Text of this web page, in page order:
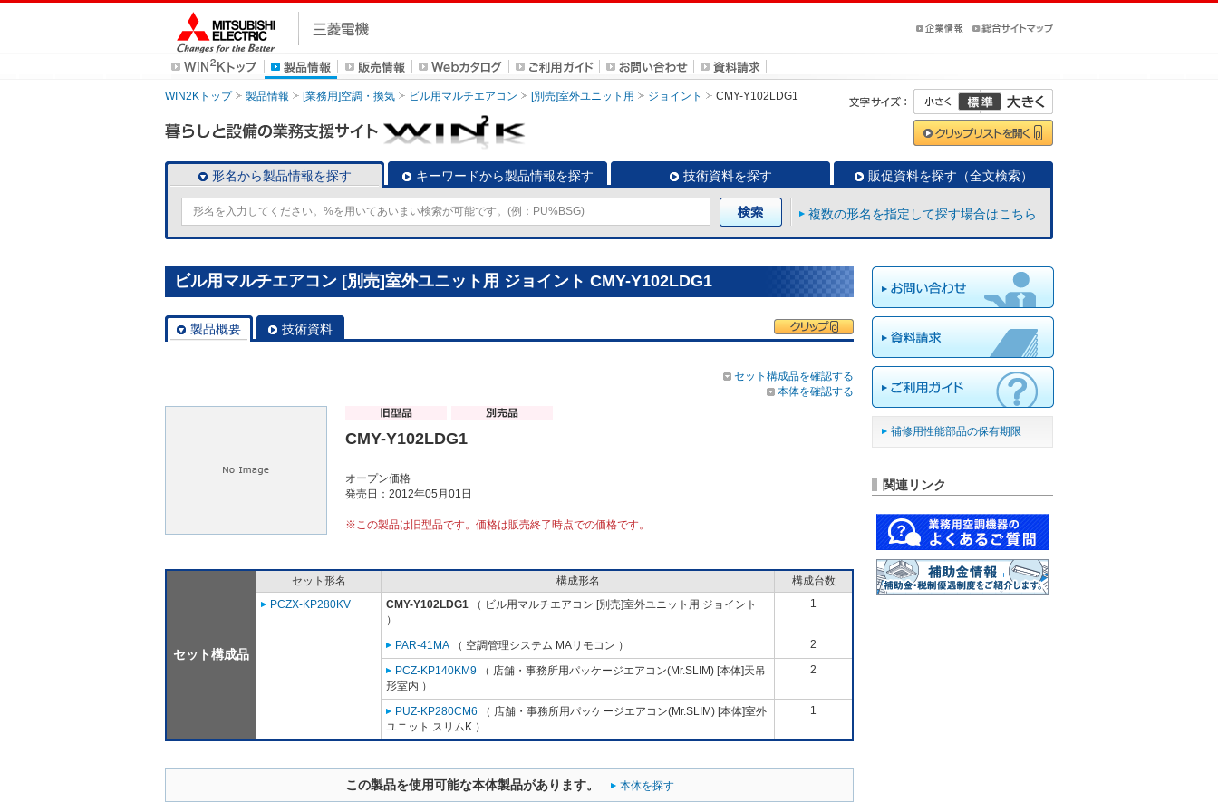
WIN2Kトップ 製品情報 [業務用]空調・換気 ビル用マルチエアコン [別売]室外ユニット用 ジョイント CMY-Y102LDG1
形名から製品情報を探す キーワードから製品情報を探す 技術資料を探す 販促資料を探す（全文検索）
複数の形名を指定して探す場合はこちら
ビル用マルチエアコン [別売]室外ユニット用 ジョイント CMY-Y102LDG1
製品概要 技術資料
セット構成品を確認する
本体を確認する
CMY-Y102LDG1
オープン価格
発売日：2012年05月01日
※この製品は旧型品です。価格は販売終了時点での価格です。
セット構成品
セット形名 構成形名
構成台数
PCZX-KP280KV
CMY-Y102LDG1 （ ビル用マルチエアコン [別売]室外ユニット用 ジョイント
）
1
PAR-41MA （ 空調管理システム MAリモコン ） 2
PCZ-KP140KM9 （ 店舗・事務所用パッケージエアコン(Mr.SLIM) [本体]天吊
形室内 ）
2
PUZ-KP280CM6 （ 店舗・事務所用パッケージエアコン(Mr.SLIM) [本体]室外
ユニット スリムK ）
1
この製品を使用可能な本体製品があります。 本体を探す
補修用性能部品の保有期限
関連リンク